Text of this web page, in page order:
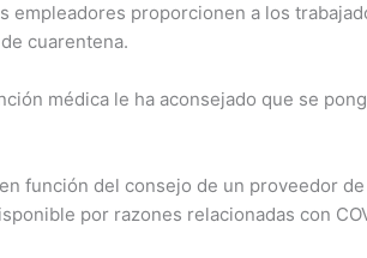
empleadores proporcionen a los
cuarentena.
médica le ha aconsejado que se
función del consejo de un proveedor
por razones relacionadas con